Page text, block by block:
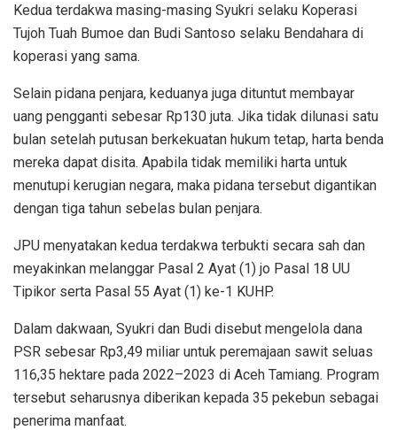
Kedua terdakwa masing-masing Syukri selaku Koperasi
Tujoh Tuah Bumoe dan Budi Santoso selaku Bendahara di
koperasi yang sama.
Selain pidana penjara, keduanya juga dituntut membayar
uang pengganti sebesar Rp130 juta. Jika tidak dilunasi satu
bulan setelah putusan berkekuatan hukum tetap, harta benda
mereka dapat disita. Apabila tidak memiliki harta untuk
menutupi kerugian negara, maka pidana tersebut digantikan
dengan tiga tahun sebelas bulan penjara.
JPU menyatakan kedua terdakwa terbukti secara sah dan
meyakinkan melanggar Pasal 2 Ayat (1) jo Pasal 18 UU
Tipikor serta Pasal 55 Ayat (1) ke-1 KUHP.
Dalam dakwaan, Syukri dan Budi disebut mengelola dana
PSR sebesar Rp3,49 miliar untuk peremajaan sawit seluas
116,35 hektare pada 2022–2023 di Aceh Tamiang. Program
tersebut seharusnya diberikan kepada 35 pekebun sebagai
penerima manfaat.